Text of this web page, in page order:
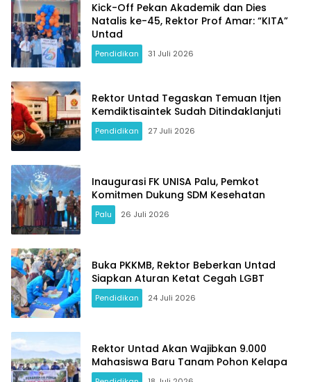
Kick-Off Pekan Akademik dan Dies
Natalis ke-45, Rektor Prof Amar: “KITA”
Untad
Pendidikan 31 Juli 2026
Rektor Untad Tegaskan Temuan Itjen
Kemdiktisaintek Sudah Ditindaklanjuti
Pendidikan 27 Juli 2026
Inaugurasi FK UNISA Palu, Pemkot
Komitmen Dukung SDM Kesehatan
Palu 26 Juli 2026
Buka PKKMB, Rektor Beberkan Untad
Siapkan Aturan Ketat Cegah LGBT
Pendidikan 24 Juli 2026
Rektor Untad Akan Wajibkan 9.000
Mahasiswa Baru Tanam Pohon Kelapa